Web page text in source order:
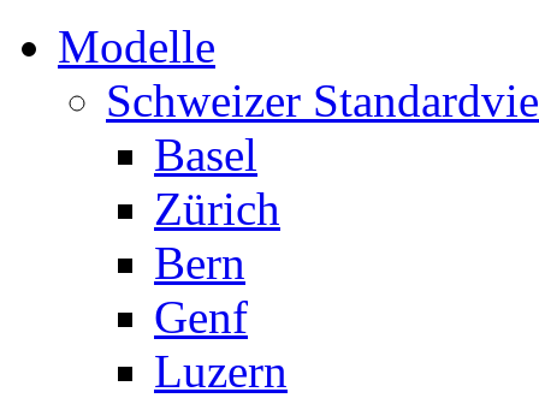
Modelle
Schweizer
Basel
Zürich
Bern
Genf
Luzern